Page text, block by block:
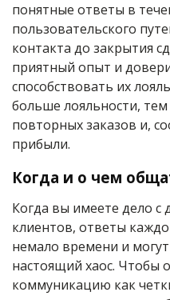
понятные ответы в
пользовательского
контакта до закрытия
приятный опыт и
способствовать их
больше лояльности,
повторных заказов и,
прибыли.
Когда и о чем
Когда вы имеете дело с
клиентов, ответы
немало времени и
настоящий хаос. Чтобы
коммуникацию как